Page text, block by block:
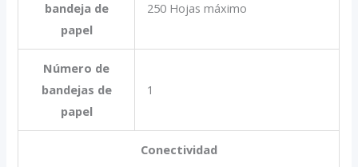
bandeja de
papel
250 Hojas máximo
Número de
bandejas de
papel
1
Conectividad